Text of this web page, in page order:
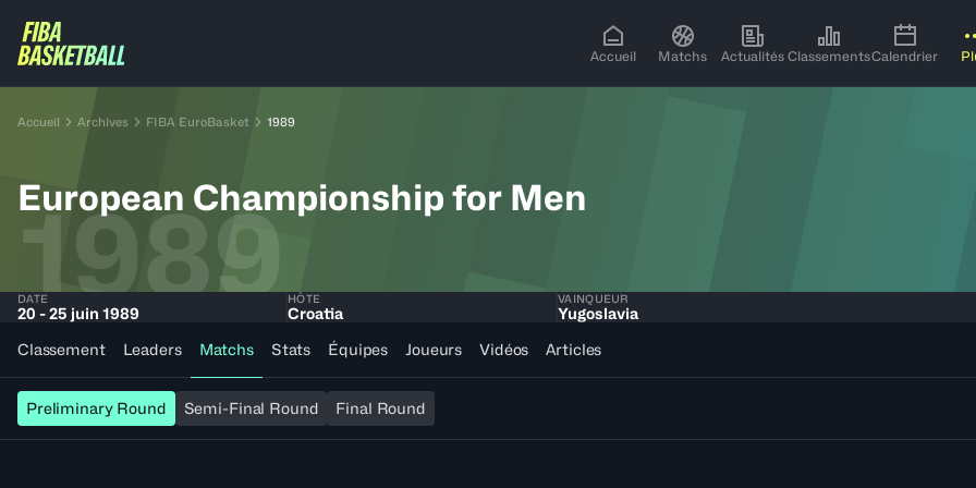
Accueil Matchs Actualités ClassementsCalendrier
Accueil Archives FIBA EuroBasket 1989
European Championship for Men
1989
DATE
20 - 25 juin 1989
HÔTE
Croatia
VAINQUEUR
Yugoslavia
Classement
Leaders Matchs Stats Équipes Joueurs Vidéos Articles
Preliminary Round Semi-Final Round Final Round